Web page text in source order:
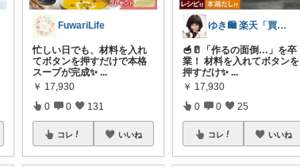
FuwariLife
忙しい日でも、材料を入れ
てボタンを押すだけで本格
スープが完成✨ ...
￥ 17,930
0 0 131
コレ いいね
ゆき🛍️ 楽天「買ってよかった」を厳選
🥣🥛「作るの面倒…」を卒
業！ 材料を入れてボタンを
押すだけ✨...
￥ 17,930
0 0 25
コレ いいね